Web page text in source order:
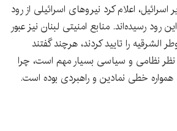
اسرائیل، اعلام کرد نیروهای اسرائیلی از رود
رسیده‌اند. منابع امنیتی لبنان نیز عبور
الشرقیه را تایید کردند، هرچند گفتند
نظامی و سیاسی بسیار مهم است، چرا
همواره خطی نمادین و راهبردی بوده است.